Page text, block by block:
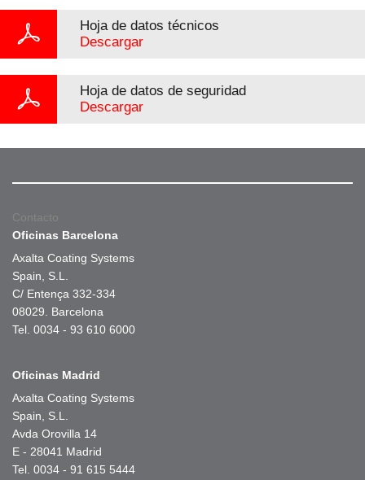
Hoja de datos técnicos
Descargar
Hoja de datos de seguridad
Descargar
Contacto
Oficinas Barcelona
Axalta Coating Systems
Spain, S.L.
C/ Entença 332-334
08029. Barcelona
Tel. 0034 - 93 610 6000
Oficinas Madrid
Axalta Coating Systems
Spain, S.L.
Avda Orovilla 14
E - 28041 Madrid
Tel. 0034 - 91 615 5444